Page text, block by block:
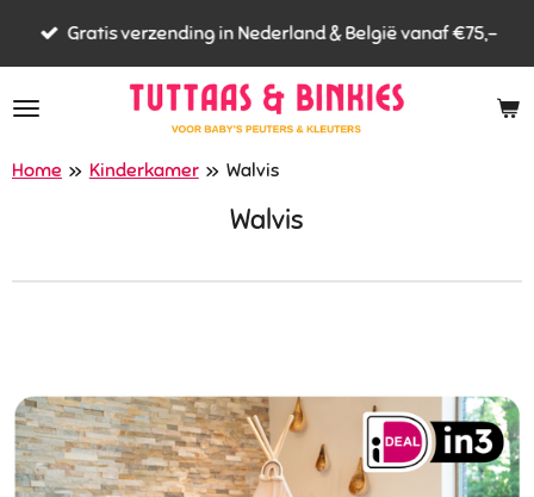
de
Gratis verzending in Nederland & België vanaf €75,-
Home » Kinderkamer » Walvis
Walvis